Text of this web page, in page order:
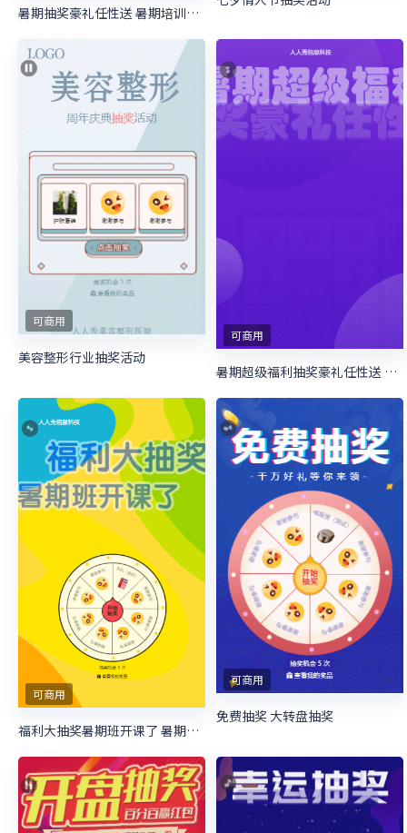
暑期抽奖豪礼任性送 暑期培训抽奖活动
可商用
美容整形行业抽奖活动
可商用
暑期超级福利抽奖豪礼任性送 暑期培训抽奖活动
可商用
福利大抽奖暑期班开课了 暑期培训抽奖活动
可商用
免费抽奖 大转盘抽奖